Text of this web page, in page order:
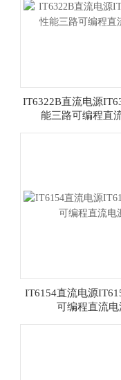
IT6322B直流电源
能三路可编程直
IT6154直流电源
可编程直流电